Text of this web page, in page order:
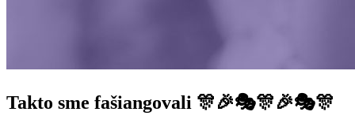
Takto sme fašiangovali 🎊🎉🎭🎊🎉🎭🎊